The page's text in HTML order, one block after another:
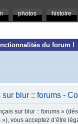
photos histoire
du forum !
blur :: forums -
sur blur :: forums »
vous acceptez d’être